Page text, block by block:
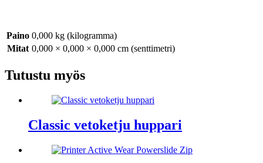
Paino 0,000 kg (kilogramma)
Mitat 0,000 × 0,000 × 0,000 cm (senttimetri)
Tutustu myös
Classic vetoketju huppari